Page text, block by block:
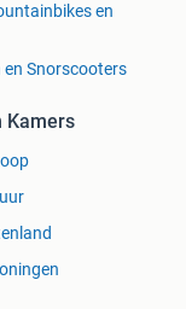
en
Snorscooters
Kamers